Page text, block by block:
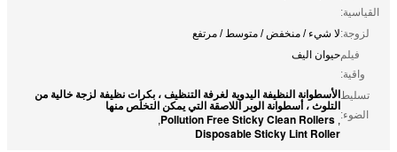
القياسية:
لزوجة:لا شيء / منخفض / متوسط ​​/ مرتفع
فيلم
واقية:
حيوان اليف
تسليط
الضوء:
الأسطوانة النظيفة اليدوية لغرفة التنظيف ، بكرات نظيفة لزجة خالية من
التلوث ، أسطوانة الوبر اللاصقة التي يمكن التخلص منها
,
Pollution Free Sticky Clean Rollers
,
Disposable Sticky Lint Roller